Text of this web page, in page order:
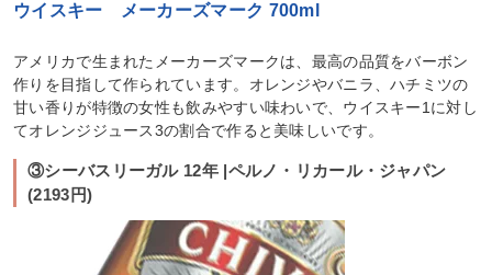
ウイスキー メーカーズマーク 700ml
アメリカで生まれたメーカーズマークは、最高の品質をバーボン
作りを目指して作られています。オレンジやバニラ、ハチミツの
甘い香りが特徴の女性も飲みやすい味わいで、ウイスキー1に対し
てオレンジジュース3の割合で作ると美味しいです。
③シーバスリーガル 12年 |ペルノ・リカール・ジャパン
(2193円)